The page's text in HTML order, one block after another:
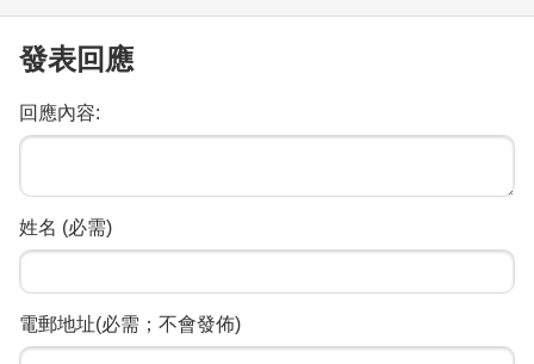
發表回應
回應內容:
姓名 (必需)
電郵地址(必需；不會發佈)